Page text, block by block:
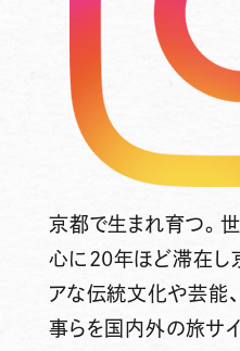
京都で生まれ育つ。
心に20年ほど滞在し
アな伝統文化や芸能
事らを国内外の旅サ